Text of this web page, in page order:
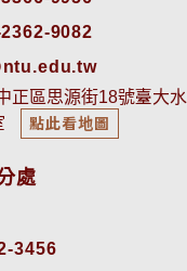
9082
正區思源街18號臺大
點此看地圖
處